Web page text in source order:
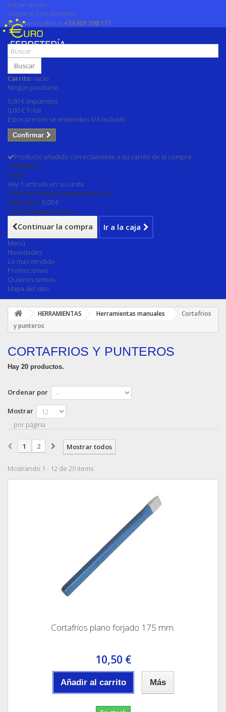
Iniciar sesión
Contacte con nosotros
Llámanos ahora: +34 601 398 177
Buscar
Carrito:vacío
Ningún producto
0,00 € Impuestos
0,00 €Total
Estos precios se entienden IVA incluído
Confirmar
Producto añadido correctamente a su carrito de la compra
Cantidad
Total
Hay 1 artículo en su cesta.
Total productos: (impuestos inc.)
Impuestos 0,00 €
Total (impuestos inc.)
Continuar la compra Ir a la caja
Menú
Novedades
Lo mas vendido
Promociones
Quienes somos
Mapa del sitio
HERRAMIENTAS Herramientas manuales
Cortafrios
y punteros
CORTAFRIOS Y PUNTEROS
Hay 20 productos.
Ordenar por
Mostrar
por página
Mostrar todos
1 2
Mostrando 1 - 12 de 20 items
Cortafrios plano forjado 175 mm.
10,50 €
Añadir al carrito Más